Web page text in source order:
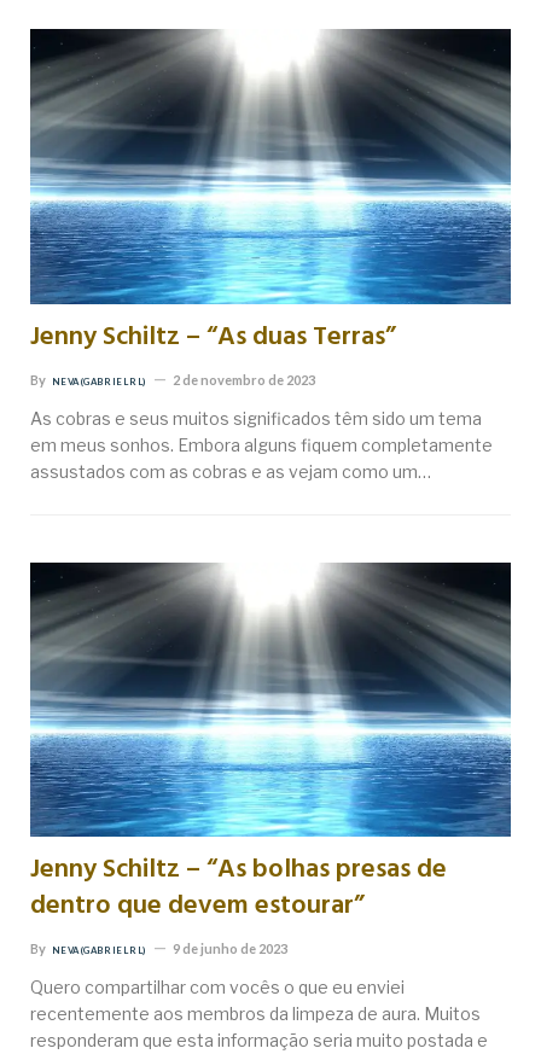
Jenny Schiltz – “As duas Terras”
By NEVA (GABRIEL RL) 2 de novembro de 2023
As cobras e seus muitos significados têm sido um tema
em meus sonhos. Embora alguns fiquem completamente
assustados com as cobras e as vejam como um…
Jenny Schiltz – “As bolhas presas de
dentro que devem estourar”
By NEVA (GABRIEL RL) 9 de junho de 2023
Quero compartilhar com vocês o que eu enviei
recentemente aos membros da limpeza de aura. Muitos
responderam que esta informação seria muito postada e